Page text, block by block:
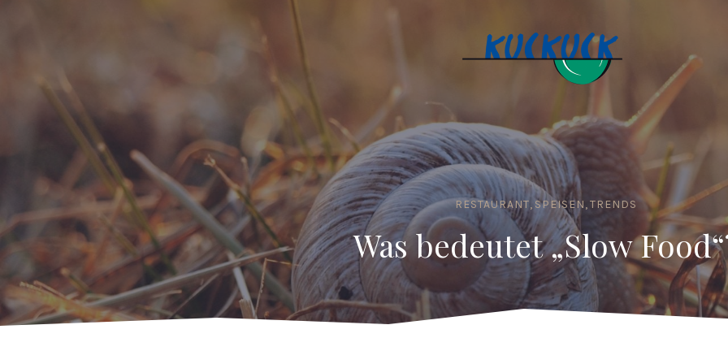
RESTAURANT, SPEISEN,TRENDS
Was bedeutet „Slow